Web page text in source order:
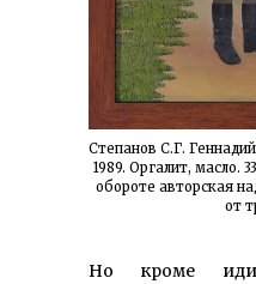
Степанов С.Г.
1989. Оргалит, масло.
обороте авторская
от
Но кроме